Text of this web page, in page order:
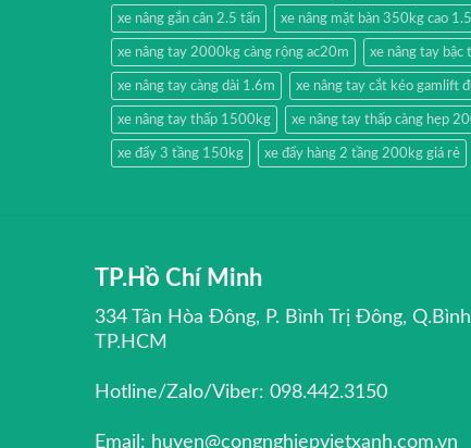
xe nâng gắn cân 2.5 tấn xe nâng mặt bàn 350kg cao
xe nâng tay 2000kg càng rộng ac20m xe nâng tay bậc
xe nâng tay càng dài 1.6m xe nâng tay cắt kéo gamlift
xe nâng tay thấp 1500kg xe nâng tay thấp càng hẹp
xe đẩy 3 tầng 150kg xe đẩy hàng 2 tầng 200kg giá rẻ
TP.Hồ Chí Minh
334 Tân Hòa Đông, P. Bình Trị Đông, Q.Bình
TP.HCM
Hotline/Zalo/Viber: 098.442.3150
Email: huyen@congnghiepvietxanh.com.vn